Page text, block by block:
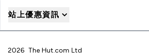
站上優惠資訊
2026 The Hut.com Ltd